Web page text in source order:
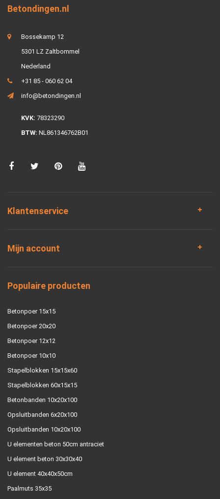
Betondingen.nl
Bossekamp 12
5301 LZ Zaltbommel
Nederland
+31 85 - 060 62 04
info@betondingen.nl
KVK: 78323290
BTW: NL861346762B01
Klantenservice
Mijn account
Populaire producten
Betonpoer 15x15
Betonpoer 20x20
Betonpoer 12x12
Betonpoer 10x10
Stapelblokken 15x15x60
Stapelblokken 60x15x15
Betonbanden 10x20x100
Opsluitbanden 6x20x100
Opsluitbanden 10x20x100
U elementen beton 50cm antraciet
U element beton 30x30x40
U element 40x40x50cm
Paalmuts 35x35